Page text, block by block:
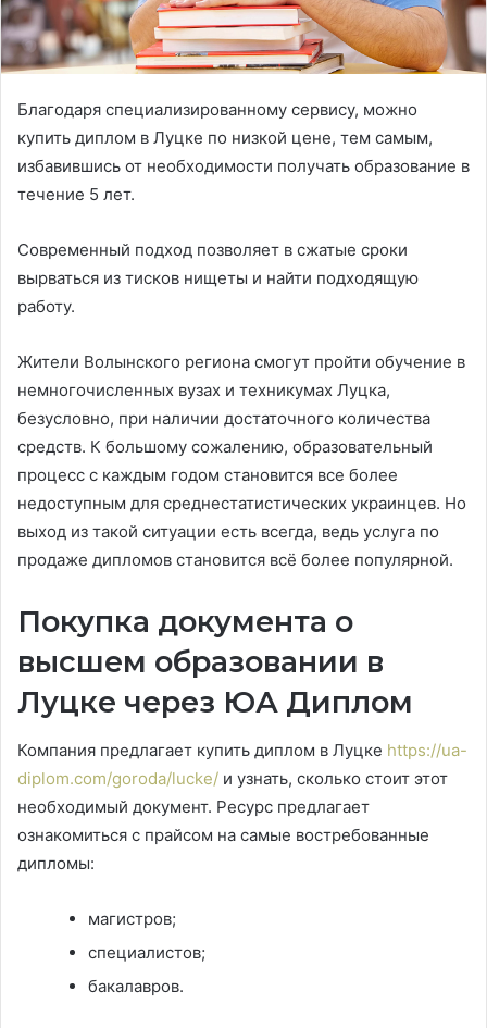
Благодаря специализированному сервису, можно
купить диплом в Луцке по низкой цене, тем самым,
избавившись от необходимости получать образование в
течение 5 лет.
Современный подход позволяет в сжатые сроки
вырваться из тисков нищеты и найти подходящую
работу.
Жители Волынского региона смогут пройти обучение в
немногочисленных вузах и техникумах Луцка,
безусловно, при наличии достаточного количества
средств. К большому сожалению, образовательный
процесс с каждым годом становится все более
недоступным для среднестатистических украинцев. Но
выход из такой ситуации есть всегда, ведь услуга по
продаже дипломов становится всё более популярной.
Покупка документа о
высшем образовании в
Луцке через ЮА Диплом
Компания предлагает купить диплом в Луцке https://ua-
diplom.com/goroda/lucke/ и узнать, сколько стоит этот
необходимый документ. Ресурс предлагает
ознакомиться с прайсом на самые востребованные
дипломы:
магистров;
специалистов;
бакалавров.